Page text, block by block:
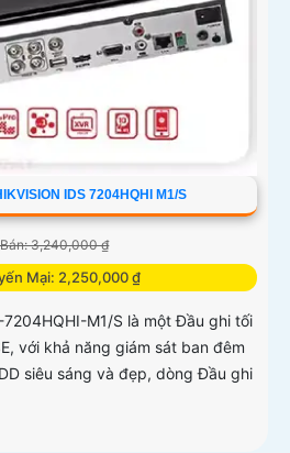
IDS 7204HQHI M1/S
3,240,000 ₫
Mại: 2,250,000 ₫
7204HQHI-M1/S là một Đầu ghi tối
với khả năng giám sát ban đêm
siêu sáng và đẹp, dòng Đầu ghi